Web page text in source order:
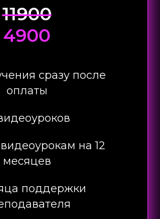
11900
4900
сразу после
оплаты
на 12
месяцев
поддержки